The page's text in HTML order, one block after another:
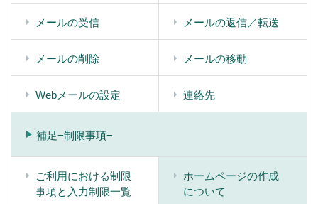
メールの受信 メールの返信／転送
メールの削除 メールの移動
Webメールの設定 連絡先
補足−制限事項−
ご利用における制限
事項と入力制限一覧
ホームページの作成
について